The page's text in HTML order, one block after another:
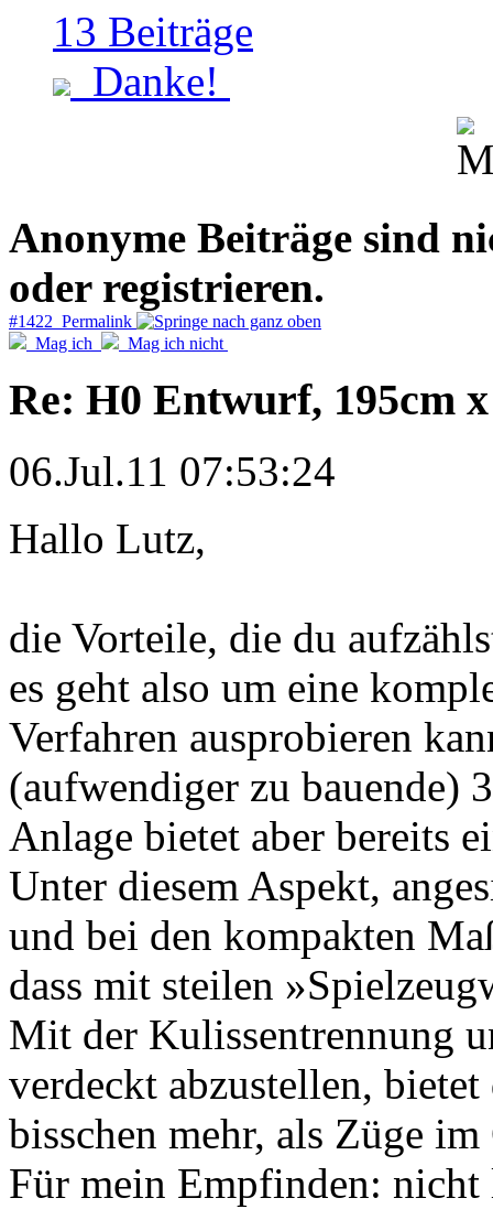
13 Beiträge
Danke!
Anonyme Beiträge sind
oder registrieren.
#1422 Permalink
Mag ich
Mag ich nicht
Re: H0 Entwurf, 195cm
06.Jul.11 07:53:24
Hallo Lutz,
die Vorteile, die du
es geht also um eine
Verfahren ausprobieren
(aufwendiger zu bauende)
Anlage bietet aber bereits
Unter diesem Aspekt,
und bei den kompakten
dass mit steilen
Mit der Kulissentrennung
verdeckt abzustellen,
bisschen mehr, als Züge
Für mein Empfinden: nicht